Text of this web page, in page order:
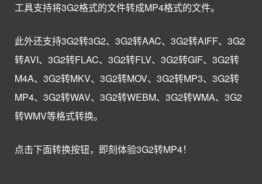
工具支持将3G2格式的文件转成MP4格式的文件。
此外还支持3G2转3G2、3G2转AAC、3G2转AIFF、3G2
转AVI、3G2转FLAC、3G2转FLV、3G2转GIF、3G2转
M4A、3G2转MKV、3G2转MOV、3G2转MP3、3G2转
MP4、3G2转WAV、3G2转WEBM、3G2转WMA、3G2
转WMV等格式转换。
点击下面转换按钮，即刻体验3G2转MP4！